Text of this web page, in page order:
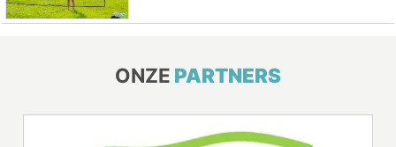
ONZE PARTNERS